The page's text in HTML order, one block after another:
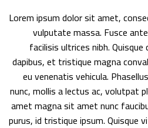
Lorem ipsum dolor sit amet,
vulputate massa. Fusce
facilisis ultrices nibh.
dapibus, et tristique magna
eu venenatis vehicula.
nunc, mollis a lectus ac, volutpat
amet magna sit amet nunc
purus, id tristique ipsum. Quisque